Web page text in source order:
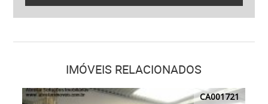
IMÓVEIS RELACIONADOS
CA001721